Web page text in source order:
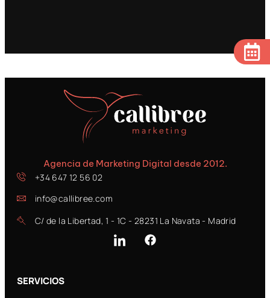
Agencia de Marketing Digital desde 2012.
+34 647 12 56 02
info@callibree.com
C/ de la Libertad, 1 - 1C - 28231 La Navata - Madrid
SERVICIOS